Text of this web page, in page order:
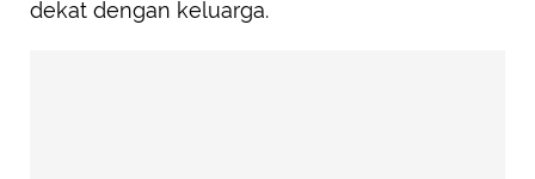
dekat dengan keluarga.